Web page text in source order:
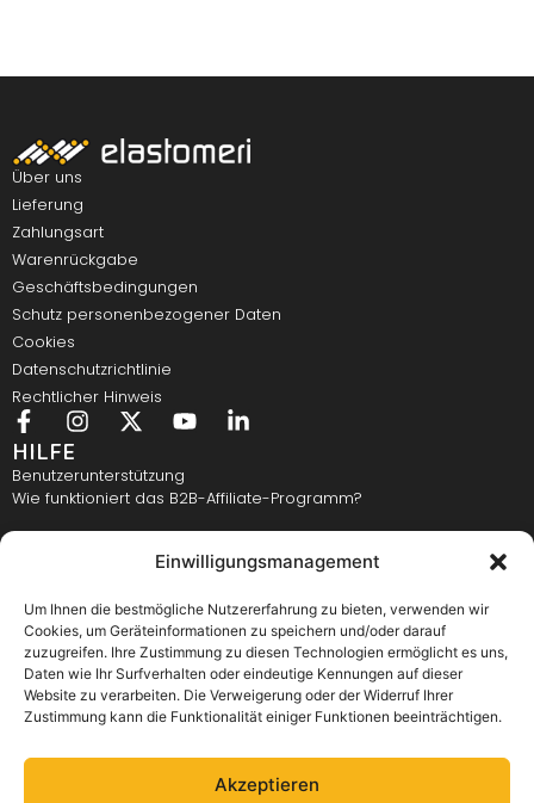
Einwilligungsmanagement
Um Ihnen die bestmögliche Nutzererfahrung zu bieten, verwenden wir
Cookies, um Geräteinformationen zu speichern und/oder darauf
zuzugreifen. Ihre Zustimmung zu diesen Technologien ermöglicht es uns,
Daten wie Ihr Surfverhalten oder eindeutige Kennungen auf dieser
Website zu verarbeiten. Die Verweigerung oder der Widerruf Ihrer
Zustimmung kann die Funktionalität einiger Funktionen beeinträchtigen.
Akzeptieren
Über uns
Lieferung
Zahlungsart
Warenrückgabe
Geschäftsbedingungen
Schutz personenbezogener Daten
Cookies
Datenschutzrichtlinie
Rechtlicher Hinweis
HILFE
Benutzerunterstützung
Wie funktioniert das B2B-Affiliate-Programm?
KONTAKT
Elastomeri d.o.o., Bežigrajska 4, 3000 Celje
Kontaktnummer:+386 3 428 28 28
E-BENACHRICHTIGUNG